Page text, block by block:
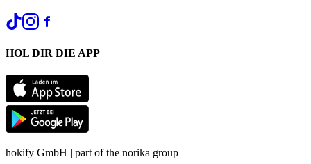
HOL DIR DIE APP
hokify GmbH | part of the norika group